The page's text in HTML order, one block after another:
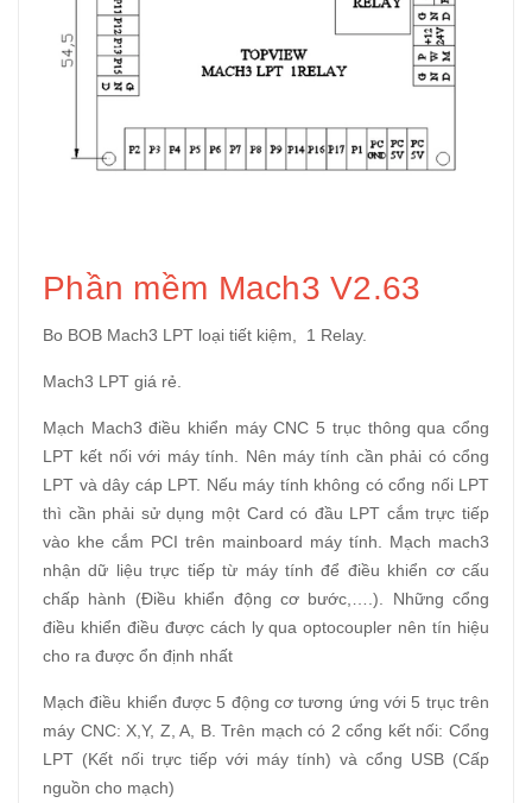
Phần mềm Mach3 V2.63
Bo BOB Mach3 LPT loại tiết kiệm, 1 Relay.
Mach3 LPT giá rẻ.
Mạch Mach3 điều khiển máy CNC 5 trục thông qua cổng
LPT kết nối với máy tính. Nên máy tính cần phải có cổng
LPT và dây cáp LPT. Nếu máy tính không có cổng nối LPT
thì cần phải sử dụng một Card có đầu LPT cắm trực tiếp
vào khe cắm PCI trên mainboard máy tính. Mạch mach3
nhận dữ liệu trực tiếp từ máy tính để điều khiển cơ cấu
chấp hành (Điều khiển động cơ bước,….). Những cổng
điều khiển điều được cách ly qua optocoupler nên tín hiệu
cho ra được ổn định nhất
Mạch điều khiển được 5 động cơ tương ứng với 5 trục trên
máy CNC: X,Y, Z, A, B. Trên mạch có 2 cổng kết nối: Cổng
LPT (Kết nối trực tiếp với máy tính) và cổng USB (Cấp
nguồn cho mạch)